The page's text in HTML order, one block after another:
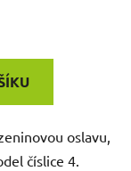
oslavu,
číslice 4.